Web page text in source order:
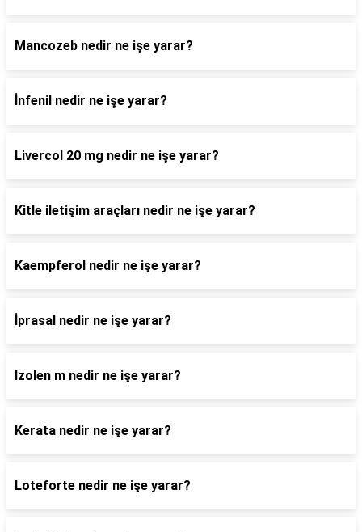
Mancozeb nedir ne işe yarar?
İnfenil nedir ne işe yarar?
Livercol 20 mg nedir ne işe yarar?
Kitle iletişim araçları nedir ne işe yarar?
Kaempferol nedir ne işe yarar?
İprasal nedir ne işe yarar?
Izolen m nedir ne işe yarar?
Kerata nedir ne işe yarar?
Loteforte nedir ne işe yarar?